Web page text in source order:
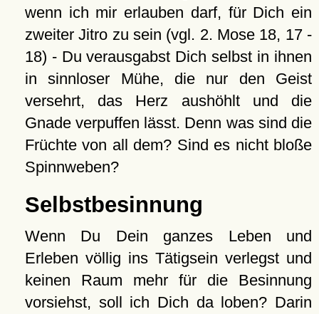
wenn ich mir erlauben darf, für Dich ein
zweiter Jitro zu sein (vgl. 2. Mose 18, 17 -
18) - Du verausgabst Dich selbst in ihnen
in sinnloser Mühe, die nur den Geist
versehrt, das Herz aushöhlt und die
Gnade verpuffen lässt. Denn was sind die
Früchte von all dem? Sind es nicht bloße
Spinnweben?
Selbstbesinnung
Wenn Du Dein ganzes Leben und
Erleben völlig ins Tätigsein verlegst und
keinen Raum mehr für die Besinnung
vorsiehst, soll ich Dich da loben? Darin